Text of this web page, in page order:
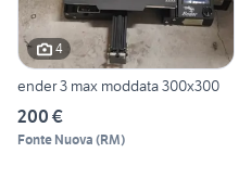
4
ender 3 max moddata 300x300
200 €
Fonte Nuova (RM)